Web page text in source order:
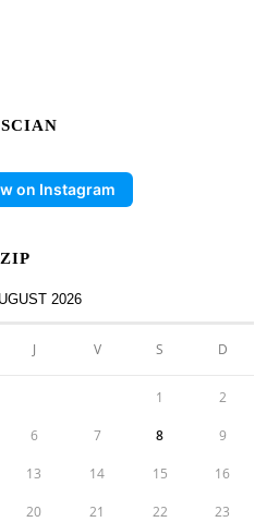
on Instagram
2026
J V S D
1 2
6 7 8 9
13 14 15 16
20 21 22 23